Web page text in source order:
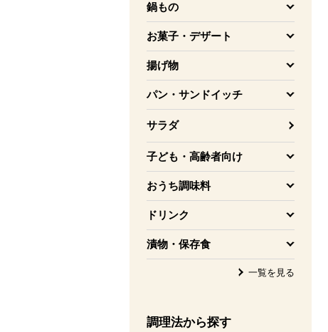
鍋もの
を開く
お菓子・デザート
を開く
揚げ物
を開く
パン・サンドイッチ
を開く
サラダ
子ども・高齢者向け
を開く
おうち調味料
を開く
ドリンク
を開く
漬物・保存食
を開く
一覧を見る
調理法から探す